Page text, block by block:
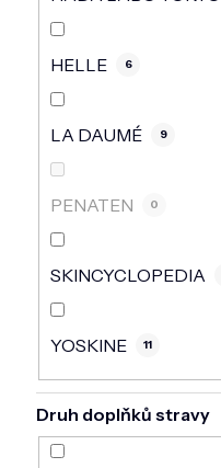
HELLE 6
LA DAUMÉ 9
PENATEN 0
SKINCYCLOPEDIA
YOSKINE 11
Druh doplňků stravy